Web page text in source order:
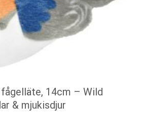
fågelläte, 14cm – Wild
& mjukisdjur